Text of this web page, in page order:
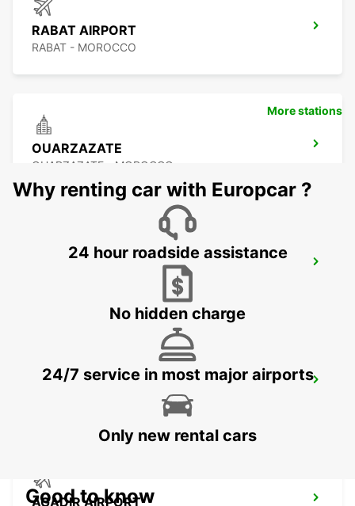
RABAT AIRPORT
RABAT - MOROCCO
OUARZAZATE
OUARZAZATE - MOROCCO
OUARZAZATE AIRPORT
OUARZAZATE - MOROCCO
ESSAOUIRA AIRPORT
ESSAOUIRA - MOROCCO
AGADIR AIRPORT
More stations
Why renting car with Europcar ?
24 hour roadside assistance
No hidden charge
24/7 service in most major airports
Only new rental cars
Good to know